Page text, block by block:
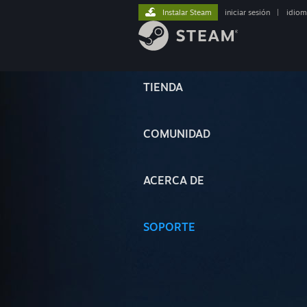
TIENDA
COMUNIDAD
ACERCA DE
SOPORTE
Instalar Steam iniciar sesión